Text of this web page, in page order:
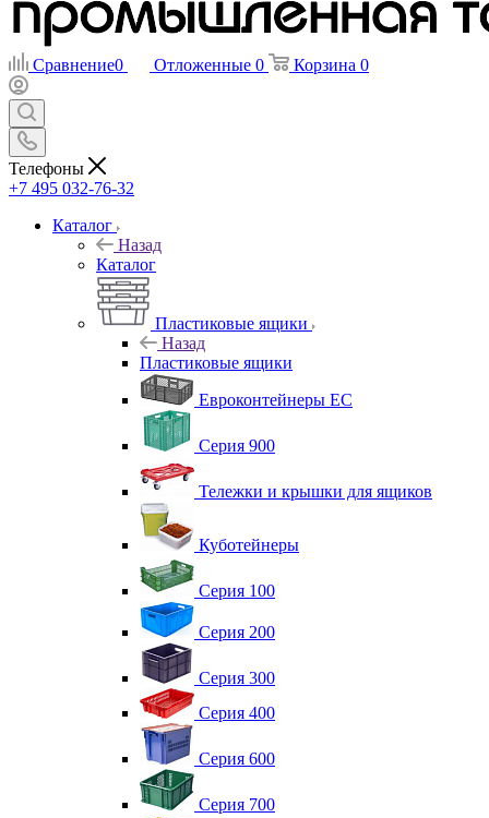
Сравнение0 Отложенные 0 Корзина 0
Телефоны
+7 495 032-76-32
Каталог
Назад
Каталог
Пластиковые ящики
Назад
Пластиковые ящики
Евроконтейнеры ЕС
Серия 900
Тележки и крышки для ящиков
Куботейнеры
Серия 100
Серия 200
Серия 300
Серия 400
Серия 600
Серия 700